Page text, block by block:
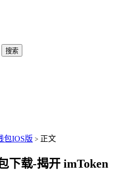
搜索
包IOS版 > 正文
下载-揭开 imToken